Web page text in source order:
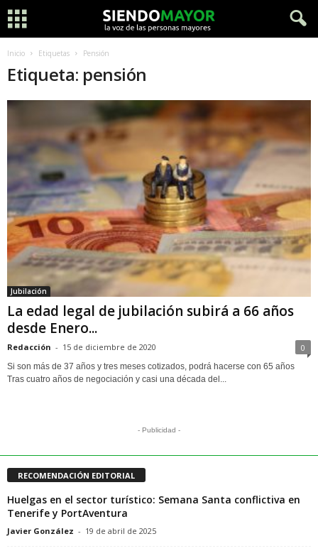
Inicio Etiquetas Pensión
Etiqueta: pensión
Jubilación
La edad legal de jubilación subirá a 66 años
desde Enero...
Redacción - 15 de diciembre de 2020 0
Si son más de 37 años y tres meses cotizados, podrá hacerse con 65 años
Tras cuatro años de negociación y casi una década del...
- Publicidad -
RECOMENDACIÓN EDITORIAL
Huelgas en el sector turístico: Semana Santa conflictiva en
Tenerife y PortAventura
Javier González - 19 de abril de 2025